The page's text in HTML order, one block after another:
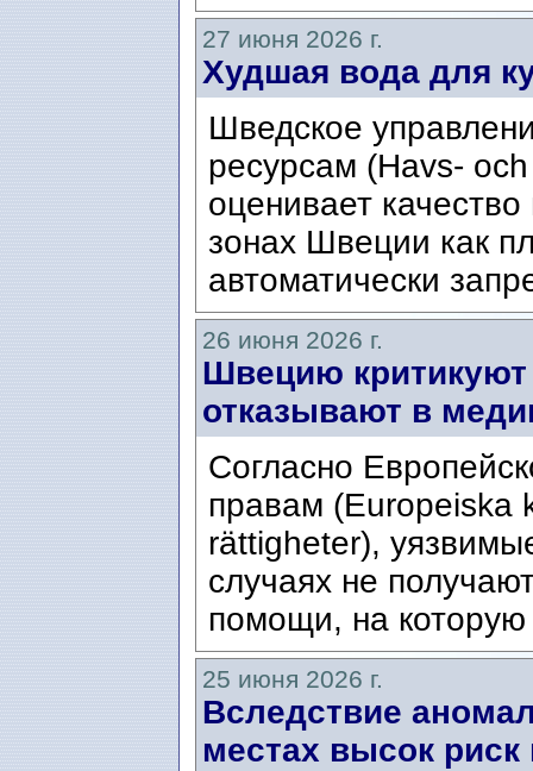
27 июня 2026 г.
Худшая вода для
Шведское
ресурсам (Havs-
оценивает
зонах Швеции как
автоматически
26 июня 2026 г.
Швецию
отказывают в
Согласно
правам (Europeiska
rättigheter),
случаях не
помощи, на
25 июня 2026 г.
Вследствие
местах высок